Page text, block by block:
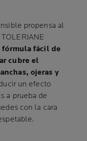
propensa al
fórmula fácil de
cubre el
ojeras y
un efecto
a prueba de
con la cara